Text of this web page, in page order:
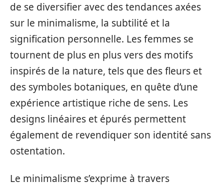
de se diversifier avec des tendances axées
sur le minimalisme, la subtilité et la
signification personnelle. Les femmes se
tournent de plus en plus vers des motifs
inspirés de la nature, tels que des fleurs et
des symboles botaniques, en quête d’une
expérience artistique riche de sens. Les
designs linéaires et épurés permettent
également de revendiquer son identité sans
ostentation.
Le minimalisme s’exprime à travers